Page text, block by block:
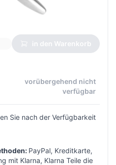
30 Tagen vor dem Rabatt:
in den Warenkorb
vorübergehend nicht
verfügbar
Sie nach der Verfügbarkeit
PayPal, Kreditkarte,
mit Klarna, Klarna Teile die